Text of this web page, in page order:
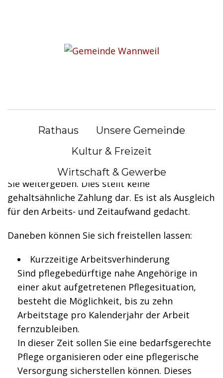
Rathaus
Unsere Gemeinde
Kultur & Freizeit
Wirtschaft & Gewerbe
Ihre Absicherung als private
Pflegeperson
Pflegebedürftige können das Pflegegeld, das sie
von der Pflegekasse ausgezahlt bekommen, an
Sie weitergeben. Dies stellt keine
gehaltsähnliche Zahlung dar. Es ist als Ausgleich
für den Arbeits- und Zeitaufwand gedacht.
Daneben können Sie sich freistellen lassen:
Kurzzeitige Arbeitsverhinderung
Sind pflegebedürftige nahe Angehörige in
einer akut aufgetretenen Pflegesituation,
besteht die Möglichkeit, bis zu zehn
Arbeitstage pro Kalenderjahr der Arbeit
fernzubleiben.
In dieser Zeit sollen Sie eine bedarfsgerechte
Pflege organisieren oder eine pflegerische
Versorgung sicherstellen können. Dieses